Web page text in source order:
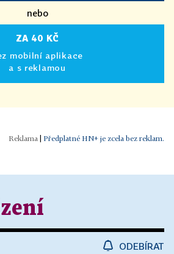
nebo
ZA 40 KČ
mobilní aplikace
a s reklamou
| Předplatné HN+ je zcela bez reklam.
ODEBÍRAT